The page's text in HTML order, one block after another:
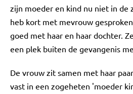
zijn moeder en kind nu niet in de
heb kort met mevrouw
goed met haar en haar dochter.
een plek buiten de gevangenis
De vrouw zit samen met haar
vast in een zogeheten 'moeder